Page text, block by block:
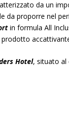
da un
da proporre nel
in formula All
Hotel, situato al